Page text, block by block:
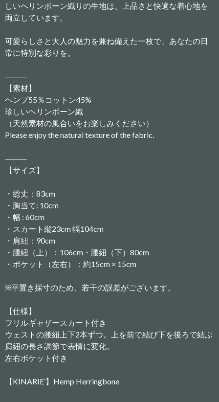
しいヘリンボーン織りの生地は、上品さと快適な着心地を
両立しています。
可愛らしさと大人の魅力を兼ね備えた一枚で、あなたの日
常に特別な彩りを。
⸻
【素材】
ヘンプ55％コットン45%
珍しいヘリンボーン織
（天然素材の風合いをお楽しみください）
Please enjoy the natural texture of the fabric.
⸻
【サイズ】
・総丈：83cm
・胸当て: 10cm
・幅 : 60cm
・スカート縦23cm 幅104cm
・肩紐：90cm
・腰紐（上）：106cm・腰紐（下）80cm
・ポケット（左右）：約15cm × 15cm
※平置き採寸のため、若干の誤差がございます。
【仕様】
フリルギャザースカート付き
ウェストの腰紐上下2本ずつ。上を前で結び下を後ろで結ぶ
肩紐の長さ調節で表情に変化。
左右ポケット付き
【KINARIE’】Hemp Herringbone